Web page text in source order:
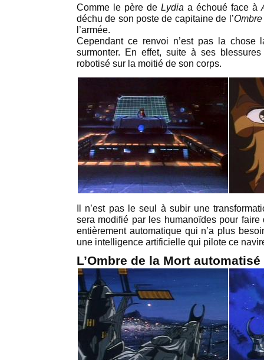
Comme le père de Lydia a échoué face à
déchu de son poste de capitaine de l’
l’armée.
Cependant ce renvoi n’est pas la chose
surmonter. En effet, suite à ses
robotisé sur la moitié de son corps.
Il n’est pas le seul à subir une
sera modifié par les humanoïdes pour
entièrement automatique qui n’a plus
une intelligence artificielle qui pilote ce
L’Ombre de la Mort automatisé